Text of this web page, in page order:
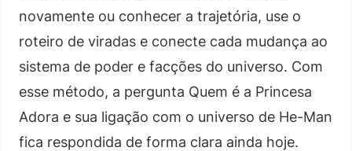
novamente ou conhecer a trajetória, use o
roteiro de viradas e conecte cada mudança ao
sistema de poder e facções do universo. Com
esse método, a pergunta Quem é a Princesa
Adora e sua ligação com o universo de He-Man
fica respondida de forma clara ainda hoje.